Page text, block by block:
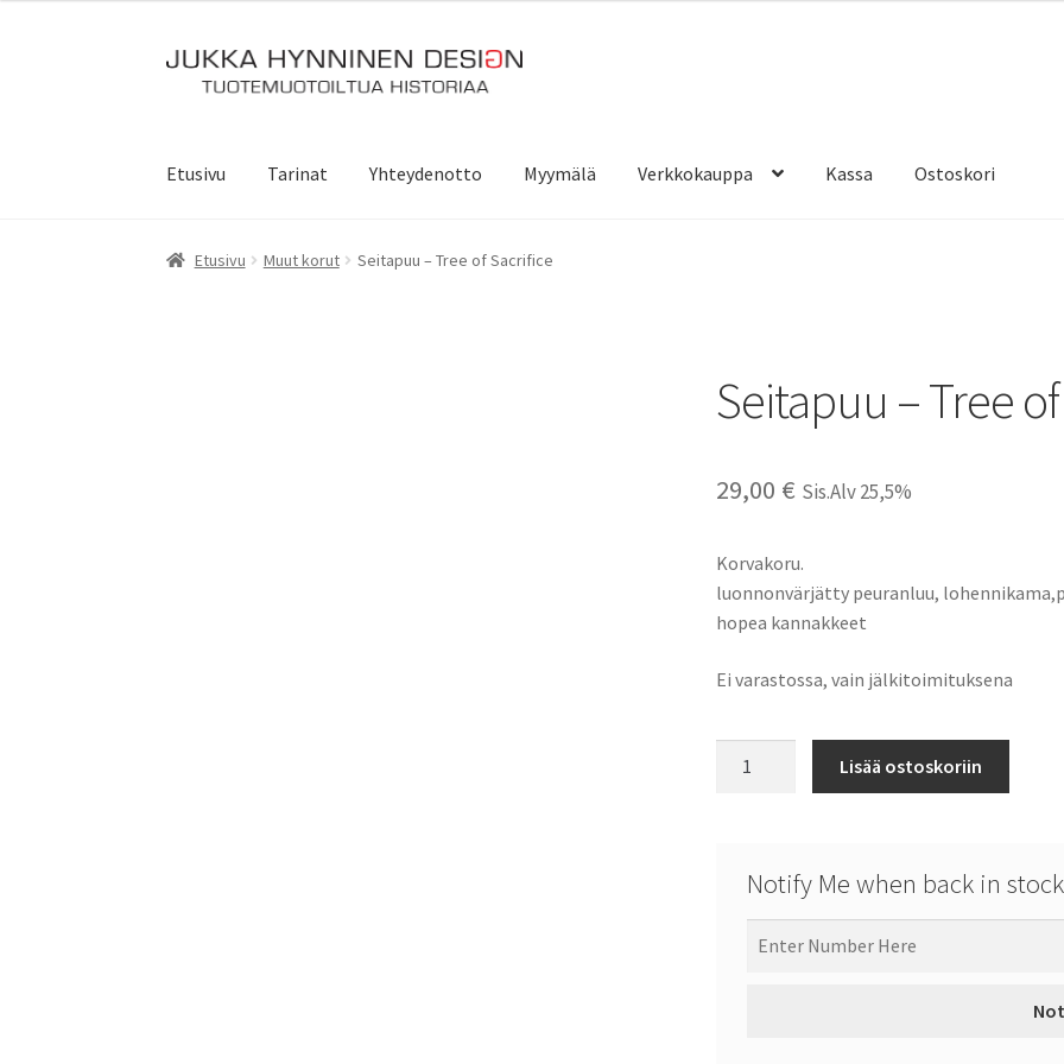
Siirry
navigointiin
Siirry
sisältöön
Etusivu Tarinat Yhteydenotto Myymälä Verkkokauppa Kassa Ostoskori
Etusivu Muut korut Seitapuu – Tree of Sacrifice
Seitapuu – Tree
29,00 € Sis.Alv 25,5%
Korvakoru.
luonnonvärjätty peuranluu,
hopea kannakkeet
Ei varastossa, vain jälkitoimituksena
Sacrifice
Lisää ostoskoriin
Notify Me when back in stock